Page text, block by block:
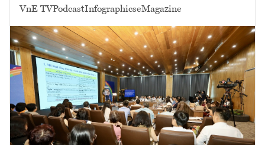
VnE TVPodcastInfographicseMagazine